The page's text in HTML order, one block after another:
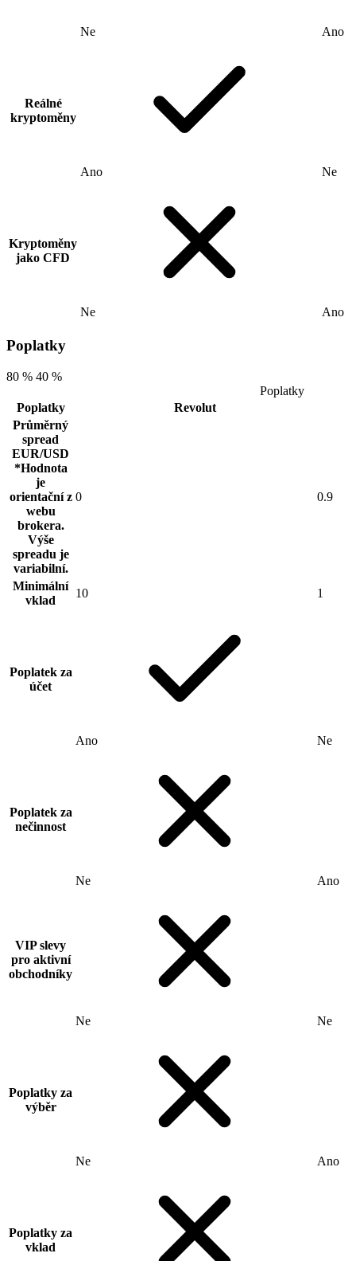
Ne Ano
Reálné
kryptoměny
Ano Ne
Kryptoměny
jako CFD
Ne Ano
Poplatky
80 % 40 %
Poplatky
Poplatky
Revolut
Průměrný
spread
EUR/USD
*Hodnota
je
orientační z
webu
brokera.
Výše
spreadu je
variabilní.
0 0.9
Minimální
vklad
10 1
Poplatek za
účet
Ano Ne
Poplatek za
nečinnost
Ne Ano
VIP slevy
pro aktivní
obchodníky
Ne Ne
Poplatky za
výběr
Ne Ano
Poplatky za
vklad